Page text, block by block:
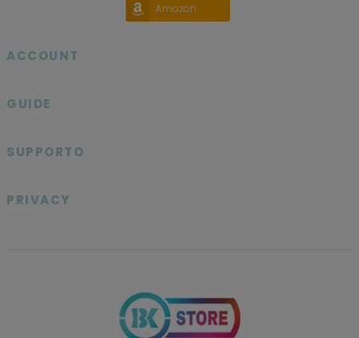
Amazon
ACCOUNT
GUIDE
SUPPORTO
PRIVACY